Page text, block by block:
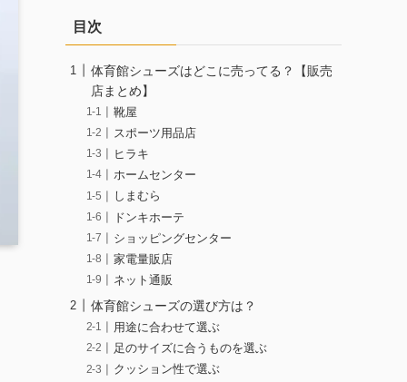
目次
体育館シューズはどこに売ってる？【販売
店まとめ】
靴屋
スポーツ用品店
ヒラキ
ホームセンター
しまむら
ドンキホーテ
ショッピングセンター
家電量販店
ネット通販
体育館シューズの選び方は？
用途に合わせて選ぶ
足のサイズに合うものを選ぶ
クッション性で選ぶ